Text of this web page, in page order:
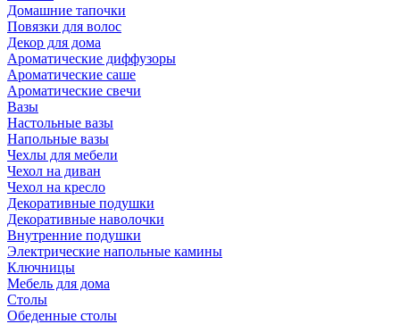
Домашние тапочки
Повязки для волос
Декор для дома
Ароматические диффузоры
Ароматические саше
Ароматические свечи
Вазы
Настольные вазы
Напольные вазы
Чехлы для мебели
Чехол на диван
Чехол на кресло
Декоративные подушки
Декоративные наволочки
Внутренние подушки
Электрические напольные камины
Ключницы
Мебель для дома
Столы
Обеденные столы